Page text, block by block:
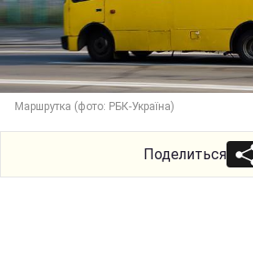
Маршрутка (фото: РБК-Україна)
Поделиться